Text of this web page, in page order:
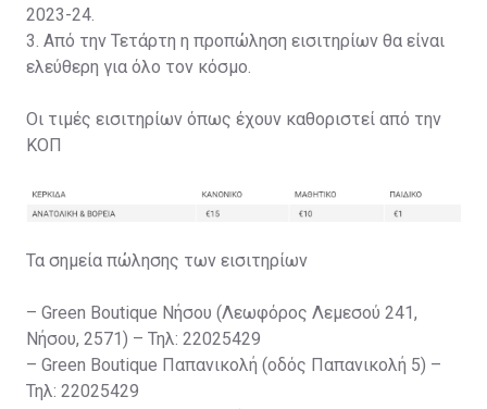
2023-24.
3. Από την Τετάρτη η προπώληση εισιτηρίων θα είναι
ελεύθερη για όλο τον κόσμο.
Οι τιμές εισιτηρίων όπως έχουν καθοριστεί από την
ΚΟΠ
Τα σημεία πώλησης των εισιτηρίων
– Green Boutique Νήσου (Λεωφόρος Λεμεσού 241,
Νήσου, 2571) – Τηλ: 22025429
– Green Boutique Παπανικολή (οδός Παπανικολή 5) –
Τηλ: 22025429